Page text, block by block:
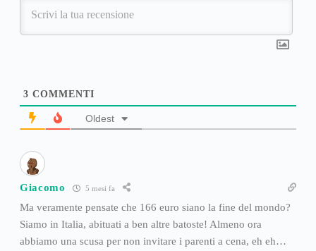
3 COMMENTI
Oldest
Giacomo 5 mesi fa
Ma veramente pensate che 166 euro siano la fine del mondo?
Siamo in Italia, abituati a ben altre batoste! Almeno ora
abbiamo una scusa per non invitare i parenti a cena, eh eh…